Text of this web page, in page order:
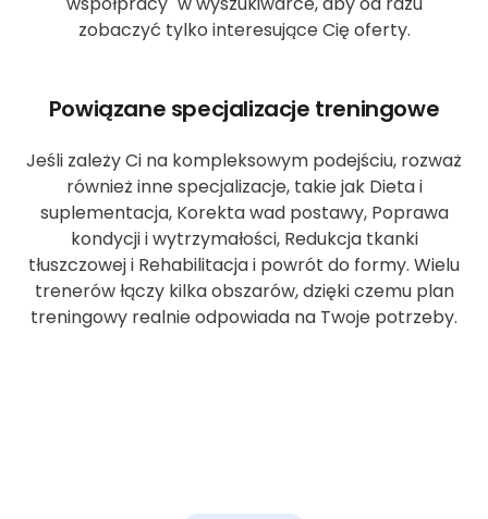
zobaczyć tylko interesujące Cię oferty.
Powiązane specjalizacje treningowe
Jeśli zależy Ci na kompleksowym podejściu, rozważ
również inne specjalizacje, takie jak Dieta i
suplementacja, Korekta wad postawy, Poprawa
kondycji i wytrzymałości, Redukcja tkanki
tłuszczowej i Rehabilitacja i powrót do formy. Wielu
trenerów łączy kilka obszarów, dzięki czemu plan
treningowy realnie odpowiada na Twoje potrzeby.